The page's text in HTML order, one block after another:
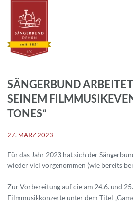
SÄNGERBUND
SEINEM
TONES“
27. MÄRZ 2023
Für das Jahr 2023 hat sich der
wieder viel vorgenommen (wie bereits
Zur Vorbereitung auf die am 24.6. und
Filmmusikkonzerte unter dem Titel